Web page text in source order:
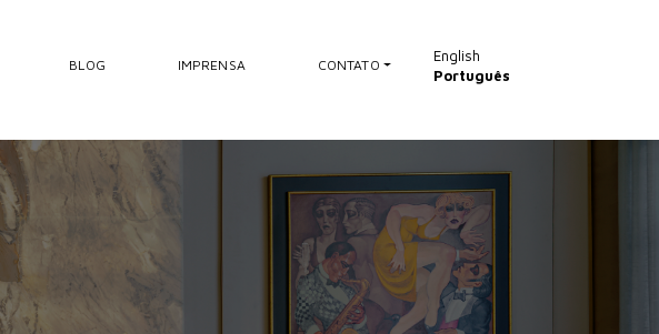
BLOG IMPRENSA CONTATO
English
Português